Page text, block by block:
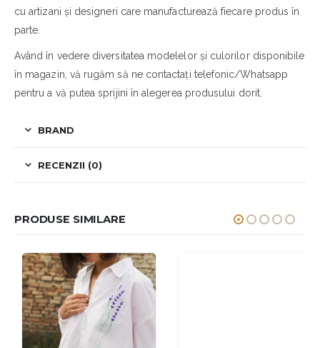
cu artizani și designeri care manufacturează fiecare produs în
parte.
Având în vedere diversitatea modelelor și culorilor disponibile
în magazin, vă rugăm să ne contactați telefonic/Whatsapp
pentru a vă putea sprijini în alegerea produsului dorit.
BRAND
RECENZII (0)
PRODUSE SIMILARE